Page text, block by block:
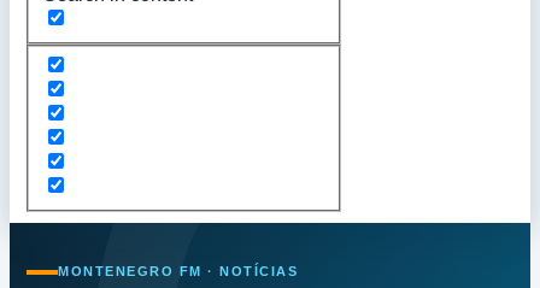
MONTENEGRO FM · NOTÍCIAS